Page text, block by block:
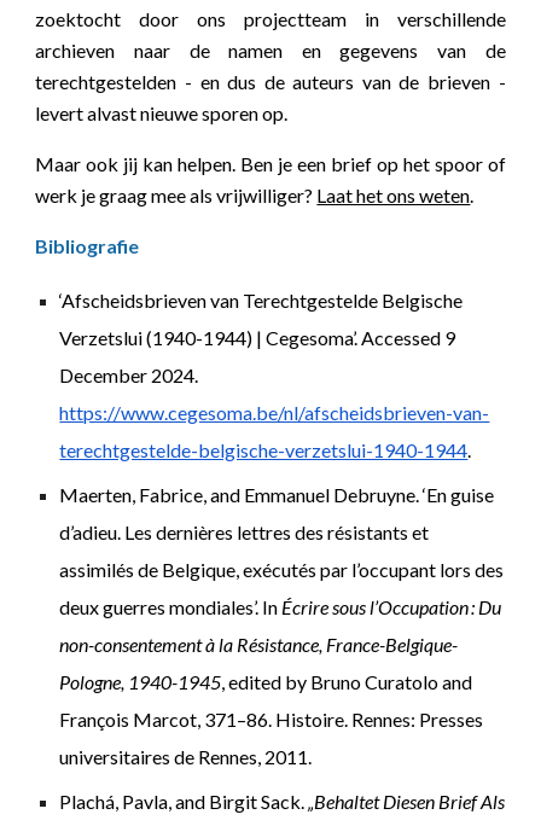
zoektocht door ons projectteam in verschillende
archieven naar de namen en gegevens van de
terechtgestelden - en dus de auteurs van de brieven -
levert alvast nieuwe sporen op.
Maar ook jij kan helpen. Ben je een brief op het spoor of
werk je graag mee als vrijwilliger? Laat het ons weten.
Bibliografie
‘Afscheidsbrieven van Terechtgestelde Belgische
Verzetslui (1940-1944) | Cegesoma’. Accessed 9
December 2024.
https://www.cegesoma.be/nl/afscheidsbrieven-van-
terechtgestelde-belgische-verzetslui-1940-1944.
Maerten, Fabrice, and Emmanuel Debruyne. ‘En guise
d’adieu. Les dernières lettres des résistants et
assimilés de Belgique, exécutés par l’occupant lors des
deux guerres mondiales’. In Écrire sous l’Occupation : Du
non-consentement à la Résistance, France-Belgique-
Pologne, 1940-1945, edited by Bruno Curatolo and
François Marcot, 371–86. Histoire. Rennes: Presses
universitaires de Rennes, 2011.
Plachá, Pavla, and Birgit Sack.„Behaltet Diesen Brief Als